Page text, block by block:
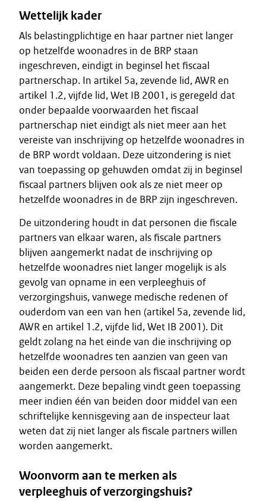
Wettelijk kader
Als belastingplichtige en haar partner niet langer
op hetzelfde woonadres in de BRP staan
ingeschreven, eindigt in beginsel het fiscaal
partnerschap. In artikel 5a, zevende lid, AWR en
artikel 1.2, vijfde lid, Wet IB 2001, is geregeld dat
onder bepaalde voorwaarden het fiscaal
partnerschap niet eindigt als niet meer aan het
vereiste van inschrijving op hetzelfde woonadres in
de BRP wordt voldaan. Deze uitzondering is niet
van toepassing op gehuwden omdat zij in beginsel
fiscaal partners blijven ook als ze niet meer op
hetzelfde woonadres in de BRP zijn ingeschreven.
De uitzondering houdt in dat personen die fiscale
partners van elkaar waren, als fiscale partners
blijven aangemerkt nadat de inschrijving op
hetzelfde woonadres niet langer mogelijk is als
gevolg van opname in een verpleeghuis of
verzorgingshuis, vanwege medische redenen of
ouderdom van een van hen (artikel 5a, zevende lid,
AWR en artikel 1.2, vijfde lid, Wet IB 2001). Dit
geldt zolang na het einde van die inschrijving op
hetzelfde woonadres ten aanzien van geen van
beiden een derde persoon als fiscaal partner wordt
aangemerkt. Deze bepaling vindt geen toepassing
meer indien één van beiden door middel van een
schriftelijke kennisgeving aan de inspecteur laat
weten dat zij niet langer als fiscale partners willen
worden aangemerkt.
Woonvorm aan te merken als
verpleeghuis of verzorgingshuis?